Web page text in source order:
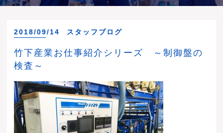
2018/09/14 スタッフブログ
竹下産業お仕事紹介シリーズ ～制御盤の
検査～